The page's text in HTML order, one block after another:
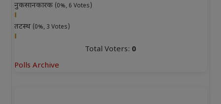
नुकसानकारक (0%, 6 Votes)
तटस्थ (0%, 3 Votes)
Total Voters: 0
Polls Archive